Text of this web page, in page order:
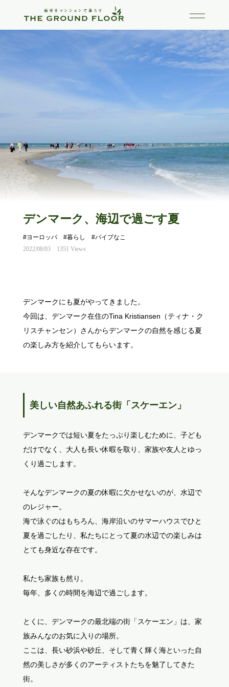
デンマーク、海辺で過ごす夏
#ヨーロッパ #暮らし
#パイプなこ
2022/08/03
1351 Views
デンマークにも夏がやってきました。
今回は、デンマーク在住のTina Kristiansen（ティナ・ク
リスチャンセン）さんからデンマークの自然を感じる夏
の楽しみ方を紹介してもらいます。
美しい自然あふれる街「スケーエン」
デンマークでは短い夏をたっぷり楽しむために、子ども
だけでなく、大人も長い休暇を取り、家族や友人とゆっ
くり過ごします。
そんなデンマークの夏の休暇に欠かせないのが、水辺で
のレジャー。
海で泳ぐのはもちろん、海岸沿いのサマーハウスでひと
夏を過ごしたり、私たちにとって夏の水辺での楽しみは
とても身近な存在です。
私たち家族も然り。
毎年、多くの時間を海辺で過ごします。
とくに、デンマークの最北端の街「スケーエン」は、家
族みんなのお気に入りの場所。
ここは、長い砂浜や砂丘、そして青く輝く海といった自
然の美しさが多くのアーティストたちを魅了してきた
街。